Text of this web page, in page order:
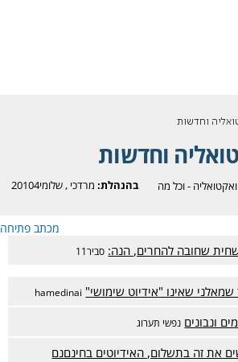
וחדשות
וחדשות
בהנהלת: מרדכי ,שלומי20104
ואקטואליה - וכל מה
מכתב פתיחה
שחובה להחרים, הנה: סביר11
שאינו "אידיוט שימושי" hamedinai
ונבונים נפשי תערוג
את זה בתשלום, האידיוטים בחינםנם